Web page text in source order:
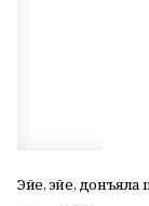
Эйе, эйе, донъяла